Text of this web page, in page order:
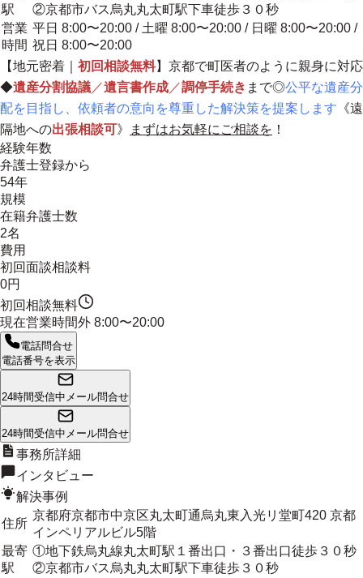
駅
②京都市バス烏丸丸太町駅下車徒歩３０秒
営業
時間
平日 8:00〜20:00 / 土曜 8:00〜20:00 / 日曜 8:00〜20:00 /
祝日 8:00〜20:00
【地元密着 初回相談無料】 京都で町医者のように親身に対応
◆遺産分割協議 ／遺言書作成 ／調停手続き まで◎公平な遺産分
配を目指し、依頼者の意向を尊重した解決策を提案します 《遠
隔地への出張相談可》 まずはお気軽にご相談を ！
経験年数
弁護士登録から
54年
規模
在籍弁護士数
2名
費用
初回面談相談料
0円
初回相談無料
現在営業時間外 8:00〜20:00
電話問合せ
電話番号を表示
24時間受信中 メール問合せ
24時間受信中 メール問合せ
事務所詳細
インタビュー
解決事例
住所
京都府京都市中京区丸太町通烏丸東入光リ堂町420 京都
インペリアルビル5階
最寄
駅
①地下鉄烏丸線丸太町駅１番出口・３番出口徒歩３０秒
②京都市バス烏丸丸太町駅下車徒歩３０秒